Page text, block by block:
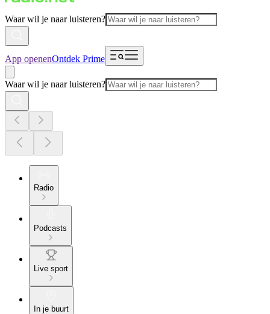
Waar wil je naar luisteren?
App openenOntdek Prime
Waar wil je naar luisteren?
Radio
Podcasts
Live sport
In je buurt